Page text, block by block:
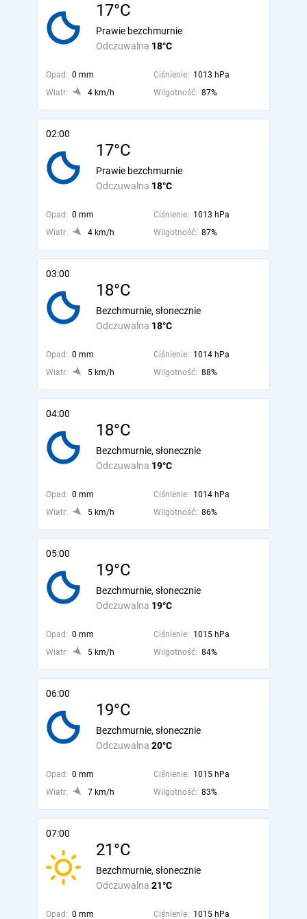
17°C
Odczuwalna 18°C
Prawie bezchmurnie
Opad: 0 mm Ciśnienie: 1013 hPa
Wiatr:
4 km/h Wilgotność: 87%
02:00
17°C
Odczuwalna 18°C
Prawie bezchmurnie
Opad: 0 mm Ciśnienie: 1013 hPa
Wiatr:
4 km/h Wilgotność: 87%
03:00
18°C
Odczuwalna 18°C
Bezchmurnie, słonecznie
Opad: 0 mm Ciśnienie: 1014 hPa
Wiatr:
5 km/h Wilgotność: 88%
04:00
18°C
Odczuwalna 19°C
Bezchmurnie, słonecznie
Opad: 0 mm Ciśnienie: 1014 hPa
Wiatr:
5 km/h Wilgotność: 86%
05:00
19°C
Odczuwalna 19°C
Bezchmurnie, słonecznie
Opad: 0 mm Ciśnienie: 1015 hPa
Wiatr:
5 km/h Wilgotność: 84%
06:00
19°C
Odczuwalna 20°C
Bezchmurnie, słonecznie
Opad: 0 mm Ciśnienie: 1015 hPa
Wiatr:
7 km/h Wilgotność: 83%
07:00
21°C
Odczuwalna 21°C
Bezchmurnie, słonecznie
Opad: 0 mm Ciśnienie: 1015 hPa